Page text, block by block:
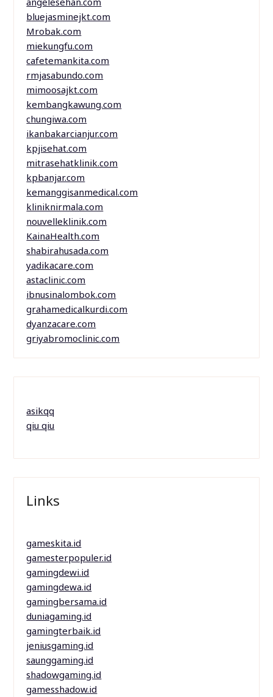
bluejasminejkt.com
Mrobak.com
miekungfu.com
cafetemankita.com
rmjasabundo.com
mimoosajkt.com
kembangkawung.com
chungiwa.com
ikanbakarcianjur.com
kpjisehat.com
mitrasehatklinik.com
kpbanjar.com
kemanggisanmedical.com
kliniknirmala.com
nouvelleklinik.com
KainaHealth.com
shabirahusada.com
yadikacare.com
astaclinic.com
ibnusinalombok.com
grahamedicalkurdi.com
dyanzacare.com
griyabromoclinic.com
asikqq
qiu qiu
Links
gameskita.id
gamesterpopuler.id
gamingdewi.id
gamingdewa.id
gamingbersama.id
duniagaming.id
gamingterbaik.id
jeniusgaming.id
saunggaming.id
shadowgaming.id
gamesshadow.id